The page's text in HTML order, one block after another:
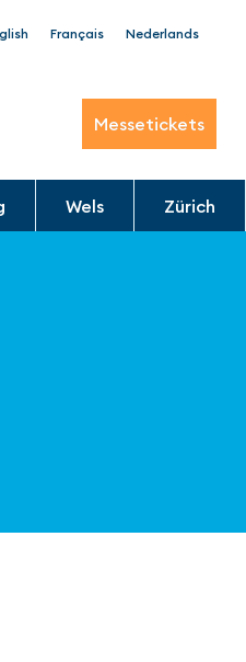
Français Nederlands
Messetickets
Wels Zürich